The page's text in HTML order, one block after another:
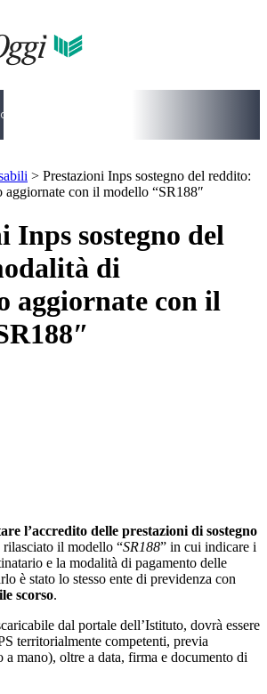
sit amet consectetur
sit amet consectetur
730
sit amet consectetur
> Prestazioni Inps sostegno del reddito:
aggiornate con il modello “SR188″
Inps sostegno del
di
aggiornate con il
l’accredito delle prestazioni di sostegno
rilasciato il modello “SR188” in cui indicare i
e la modalità di pagamento delle
è stato lo stesso ente di previdenza con
scorso.
dal portale dell’Istituto, dovrà essere
territorialmente competenti, previa
mano), oltre a data, firma e documento di